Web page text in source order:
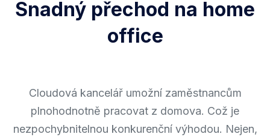
Snadný přechod na home
office
Cloudová kancelář umožní zaměstnancům
plnohodnotně pracovat z domova. Což je
nezpochybnitelnou konkurenční výhodou. Nejen,